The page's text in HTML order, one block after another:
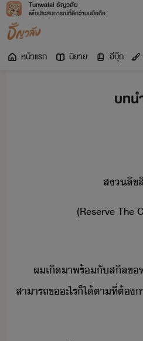
Tunwalai ธัญวลัย
เพื่อประสบการณ์ที่ดีกว่าบนมือถือ
หน้าแรก นิยาย อีบุ๊ก
บทน
สลิข
(​Reserve​ ​The​
ผ​เิ​า​พร้ั​สิ
สาารถ​ข​ะไร​็ไ้​ตาที่​ต้